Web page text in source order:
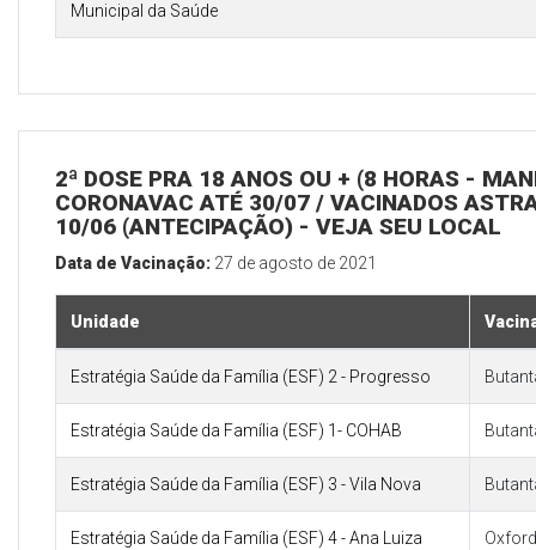
Municipal da Saúde
2ª DOSE PRA 18 ANOS OU + (8 HORAS -
CORONAVAC ATÉ 30/07 / VACINADOS
10/06 (ANTECIPAÇÃO) - VEJA SEU LOCAL
Data de Vacinação: 27 de agosto de 2021
Unidade
Estratégia Saúde da Família (ESF) 2 - Progresso
Estratégia Saúde da Família (ESF) 1- COHAB
Estratégia Saúde da Família (ESF) 3 - Vila Nova
Estratégia Saúde da Família (ESF) 4 - Ana Luiza